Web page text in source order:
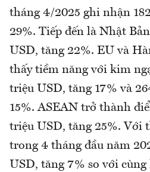
tháng 4/2025 ghi nhận
29%. Tiếp đến là Nhật
USD, tăng 22%. EU và
thấy tiềm năng với kim
triệu USD, tăng 17% và
15%. ASEAN trở thành
triệu USD, tăng 25%. Với
trong 4 tháng đầu năm
USD, tăng 7% so với